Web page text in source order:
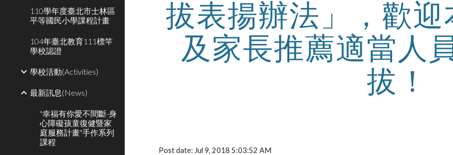
110學年度臺北市士林區
平等國民小學課程計畫
104年臺北教育111標竿
學校認證
學校活動(Activities)
最新訊息(News)
"幸福有你愛不間斷-身
心障礙孩童復健暨家
庭服務計畫"手作系列
課程
拔表揚辦法」，歡
及家長推薦適當人
拔！
Post date: Jul 9, 2018 5:03:52 AM